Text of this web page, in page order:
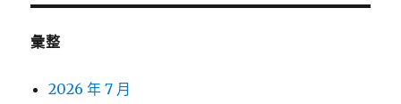
彙整
2026 年 7 月